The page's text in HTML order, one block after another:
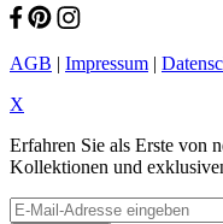
AGB | Impressum |
X
Erfahren Sie als Erste von
Kollektionen und